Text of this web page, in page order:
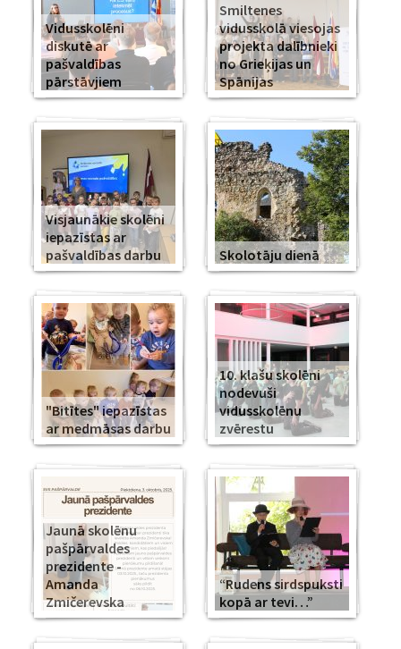
Vidusskolēni
diskutē ar
pašvaldības
pārstāvjiem
Smiltenes
vidusskolā viesojas
projekta dalībnieki
no Grieķijas un
Spānijas
Visjaunākie skolēni
iepazīstas ar
pašvaldības darbu
Skolotāju dienā
"Bitītes" iepazīstas
ar medmāsas darbu
10. klašu skolēni
nodevuši
vidusskolēnu
zvērestu
Jaunā skolēnu
pašpārvaldes
prezidente -
Amanda
Zmičerevska
“Rudens sirdspuksti
kopā ar tevi…”